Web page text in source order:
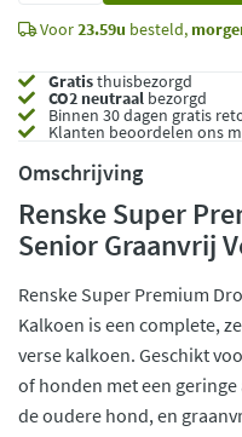
Voor23.59u besteld,
Gratisthuisbezorgd
CO2 neutraal bezorgd
Binnen 30 dagen gratis
Klanten beoordelen ons
Omschrijving
Renske Super
Senior Graanvrij
Renske Super Premium
Kalkoen is een complete,
verse kalkoen. Geschikt
of honden met een
de oudere hond, en